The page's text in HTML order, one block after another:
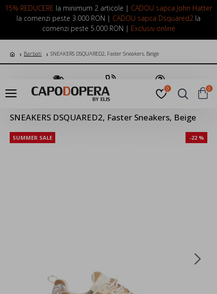
15% REDUCERE la minimum 2 articole | CADOU sapca John Hatter
la comenzi peste 3.000 RON | CADOU sapca Dsquared2 la
comenzi peste 5.000 RON | Exclusiv online
LOGIN INREGISTRARE
0 0
Barbati SNEAKERS DSQUARED2, Faster Sneakers, Beige
Transport Gratuit Suna Acum Pune o Intrebare
SNEAKERS DSQUARED2, Faster Sneakers, Beige
SUMMER SALE -22 %